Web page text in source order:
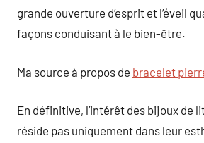
grande ouverture d’esprit et l’éveil
façons conduisant à le bien-être.
Ma source à propos de bracelet
En définitive, l’intérêt des bijoux de
réside pas uniquement dans leur